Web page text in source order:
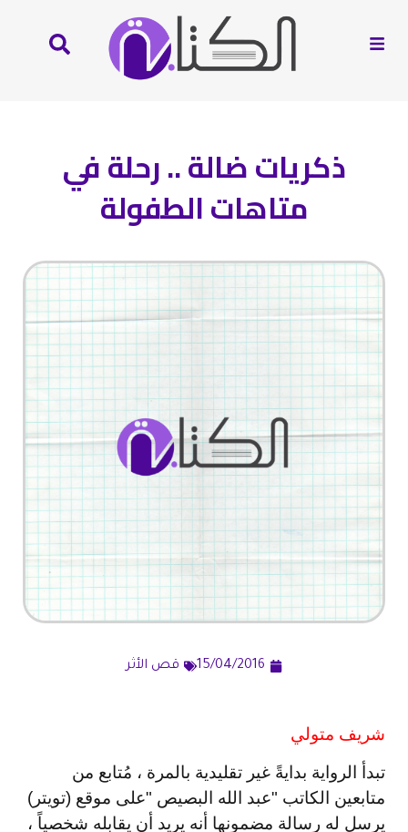
ذكريات ضالة .. رحلة في
متاهات الطفولة
15/04/2016 قص الأثر
شريف متولي
تبدأ الرواية بدايةً غير تقليدية بالمرة ، مُتابع من
متابعين الكاتب "عبد الله البصيص "على موقع (تويتر)
يرسل له رسالة مضمونها أنه يريد أن يقابله شخصياً ،